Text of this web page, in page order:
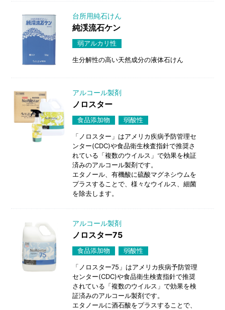
台所用純石けん
純渓流石ケン
弱アルカリ性
生分解性の高い天然成分の液体石けん
アルコール製剤
ノロスター
食品添加物 弱酸性
「ノロスター」はアメリカ疾病予防管理セ
ンター(CDC)や食品衛生検査指針で推奨さ
れている「複数のウイルス」で効果を検証
済みのアルコール製剤です。
エタノール、有機酸に硫酸マグネシウムを
プラスすることで、様々なウイルス、細菌
を除去します。
アルコール製剤
ノロスター75
食品添加物 弱酸性
「ノロスター75」はアメリカ疾病予防管理
センター(CDC)や食品衛生検査指針で推奨
されている「複数のウイルス」で効果を検
証済みのアルコール製剤です。
エタノールに酒石酸をプラスすることで、